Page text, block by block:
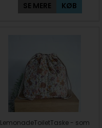
SE MERE KØB
LemonadeToiletTaske - som